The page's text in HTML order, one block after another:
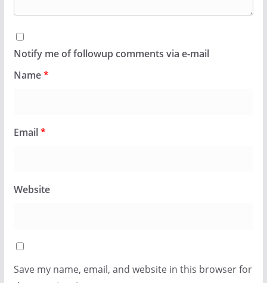
Notify me of followup comments via e-mail
Name*
Email*
Website
Save my name, email, and website in this browser for